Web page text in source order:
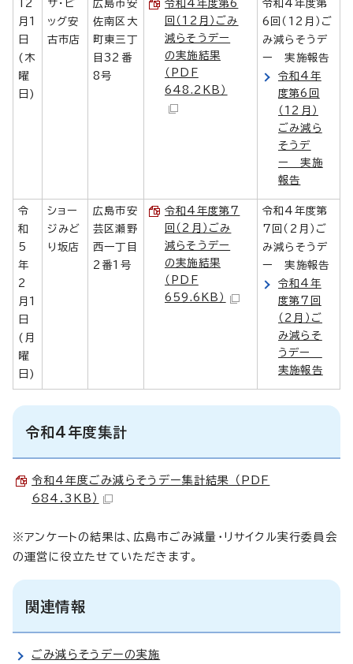
12
月1
日
(木
曜
日)
ザ・ビ
ッグ安
古市店
広島市安
佐南区大
町東三丁
目32番
8号
令和4年度第6
回（12月）ごみ
減らそうデー
の実施結果
（PDF
648.2KB）
令和4年度第
6回（12月）ご
み減らそうデ
ー 実施報告
令和4年
度第6回
（12月）
ごみ減ら
そうデ
ー 実施
報告
令
和
5
年
2
月1
日
(月
曜
日)
ショー
ジみど
り坂店
広島市安
芸区瀬野
西一丁目
2番1号
令和4年度第7
回（2月）ごみ
減らそうデー
の実施結果
（PDF
659.6KB）
令和4年度第
7回（2月）ご
み減らそうデ
ー 実施報告
令和4年
度第7回
（2月）ご
み減らそ
うデー
実施報告
令和4年度集計
令和4年度ごみ減らそうデー集計結果 （PDF
684.3KB）
※アンケートの結果は、広島市ごみ減量・リサイクル実行委員会
の運営に役立たせていただきます。
関連情報
ごみ減らそうデーの実施